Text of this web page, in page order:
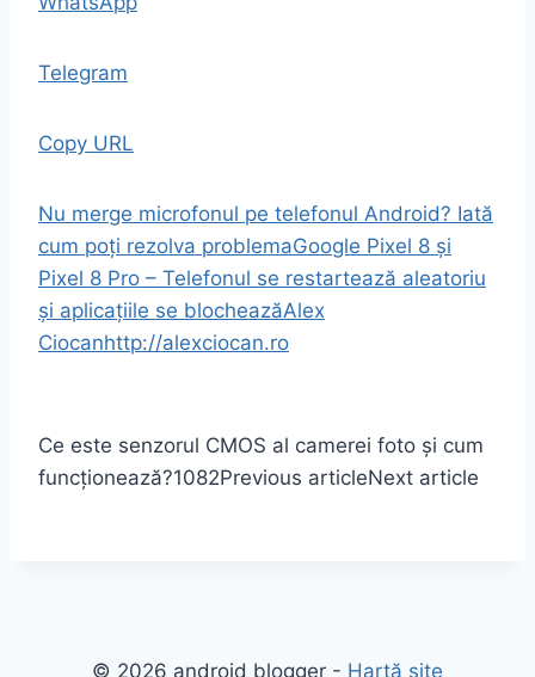
Telegram
Copy URL
Nu merge microfonul pe telefonul Android? Iată
cum poți rezolva problemaGoogle Pixel 8 și
Pixel 8 Pro – Telefonul se restartează aleatoriu
și aplicațiile se blocheazăAlex
Ciocanhttp://alexciocan.ro
Ce este senzorul CMOS al camerei foto și cum
funcționează?1082Previous articleNext article
© 2026 android blogger - Hartă site